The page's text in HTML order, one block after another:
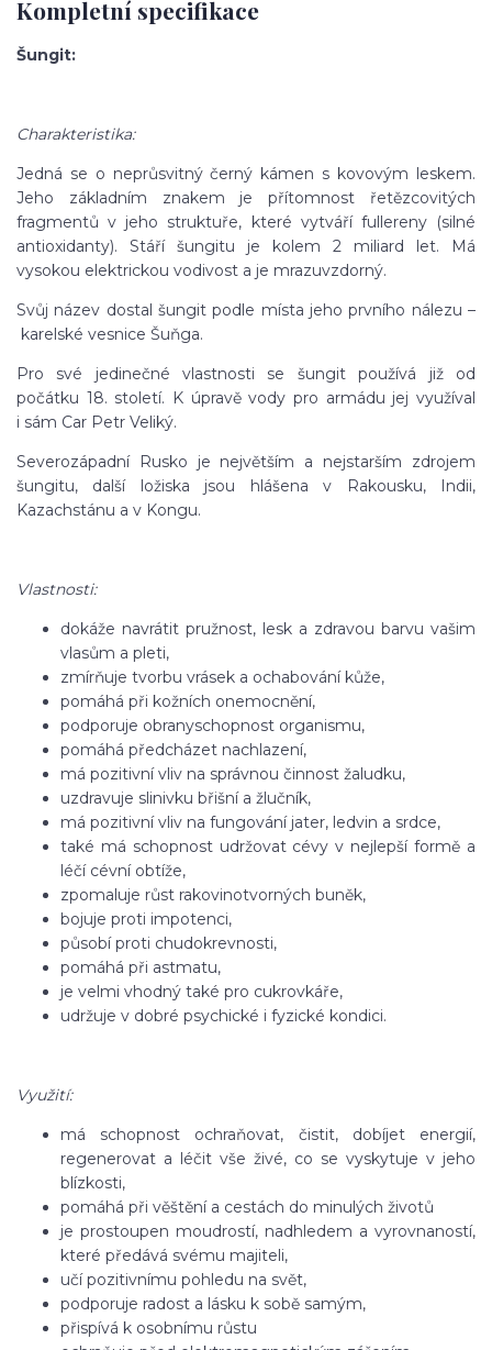
Kompletní specifikace
Šungit:
Charakteristika:
Jedná se o neprůsvitný černý kámen s kovovým leskem.
Jeho základním znakem je přítomnost řetězcovitých
fragmentů v jeho struktuře, které vytváří fullereny (silné
antioxidanty). Stáří šungitu je kolem 2 miliard let. Má
vysokou elektrickou vodivost a je mrazuvzdorný.
Svůj název dostal šungit podle místa jeho prvního nálezu –
karelské vesnice Šuňga.
Pro své jedinečné vlastnosti se šungit používá již od
počátku 18. století. K úpravě vody pro armádu jej využíval
i sám Car Petr Veliký.
Severozápadní Rusko je největším a nejstarším zdrojem
šungitu, další ložiska jsou hlášena v Rakousku, Indii,
Kazachstánu a v Kongu.
Vlastnosti:
dokáže navrátit pružnost, lesk a zdravou barvu vašim
vlasům a pleti,
zmírňuje tvorbu vrásek a ochabování kůže,
pomáhá při kožních onemocnění,
podporuje obranyschopnost organismu,
pomáhá předcházet nachlazení,
má pozitivní vliv na správnou činnost žaludku,
uzdravuje slinivku břišní a žlučník,
má pozitivní vliv na fungování jater, ledvin a srdce,
také má schopnost udržovat cévy v nejlepší formě a
léčí cévní obtíže,
zpomaluje růst rakovinotvorných buněk,
bojuje proti impotenci,
působí proti chudokrevnosti,
pomáhá při astmatu,
je velmi vhodný také pro cukrovkáře,
udržuje v dobré psychické i fyzické kondici.
Využití:
má schopnost ochraňovat, čistit, dobíjet energií,
regenerovat a léčit vše živé, co se vyskytuje v jeho
blízkosti,
pomáhá při věštění a cestách do minulých životů
je prostoupen moudrostí, nadhledem a vyrovnaností,
které předává svému majiteli,
učí pozitivnímu pohledu na svět,
podporuje radost a lásku k sobě samým,
přispívá k osobnímu růstu